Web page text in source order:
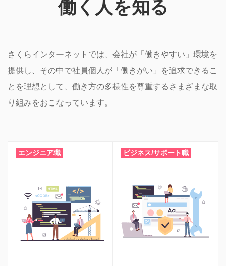
働く人を知る
さくらインターネットでは、会社が「働きやすい」環境を
提供し、その中で社員個人が「働きがい」を追求できるこ
とを理想として、働き方の多様性を尊重するさまざまな取
り組みをおこなっています。
エンジニア職 ビジネス/サポート職